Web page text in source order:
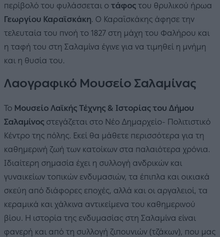
περίβολό του φυλάσσεται ο τάφος του θρυλικού ήρωα
Γεωργίου Καραϊσκάκη. Ο Καραϊσκάκης άφησε την
τελευταία του πνοή το 1827 στη μάχη του Φαλήρου και
η ταφή του στη Σαλαμίνα έγινε για να τιμηθεί η μνήμη
και η θυσία του.
Λαογραφικό Μουσείο Σαλαμίνας
Το Μουσείο Λαϊκής Τέχνης & Ιστορίας του Δήμου
Σαλαμίνος στεγάζεται στο Νέο Δημαρχείο- Πολιτιστικό
Κέντρο της πόλης. Εκεί θα μάθετε περισσότερα για τη
καθημερινή ζωή των κατοίκων στα παλαιότερα χρόνια.
Ιδιαίτερη σημασία έχει η συλλογή ανδρικών και
γυναικείων τοπικών ενδυμασιών, τα έπιπλα και οικιακά
σκεύη από διάφορες εποχές, αλλά και οι αργαλειοί, τα
κεραμικά και χάλκινα αντικείμενα του καθημερινού
βίου. Η ιστορία της ενδυμασίας στη Σαλαμίνα είναι
φανερή και από τη συλλογή ζιπουνιών (τζάκων), που μας